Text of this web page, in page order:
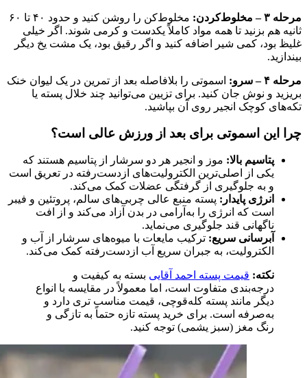
مرحله ۳ – مخلوط‌کردن:
مخلوط‌کن را روشن کنید و حدود ۴۰ تا ۶۰
ثانیه هم بزنید تا همه مواد کاملاً یکدست و کرمی شوند. اگر خیلی
غلیظ بود، کمی شیر اضافه کنید و اگر رقیق بود، یک مشت یخ دیگر
بیندازید.
مرحله ۴ – سرو:
اسموتی را بلافاصله بعد از تمرین در یک لیوان خنک
بریزید و نوش جان کنید. برای تزیین می‌توانید چند خلال پسته یا
تکه‌های کوچک انجیر روی آن بپاشید.
چرا این اسموتی برای بعد از ورزش عالی است؟
پتاسیم بالا: موز و انجیر هر دو سرشار از پتاسیم هستند که
یکی از اصلی‌ترین الکترولیت‌های ازدست‌رفته در تعریق است
و به جلوگیری از گرفتگی عضلات کمک می‌کند.
انرژی پایدار: پسته منبع عالی چربی‌های سالم، پروتئین و فیبر
است که انرژی را به‌آرامی در بدن آزاد می‌کند و از افت
ناگهانی قند جلوگیری می‌نماید.
آبرسانی سریع: ترکیب مایعات با میوه‌های سرشار از آب و
الکترولیت، به جبران سریع آب ازدست‌رفته کمک می‌کند.
نکته: قیمت پسته احمد آقایی بسته به کیفیت و
درجه‌بندی متفاوت است، اما معمولاً در مقایسه با انواع
دیگر مانند پسته کله‌قوچی، قیمت مناسب‌ تری دارد و
به‌صرفه است. برای خرید پسته تازه حتماً به تازگی و
رنگ مغز (سبز یشمی) توجه کنید.